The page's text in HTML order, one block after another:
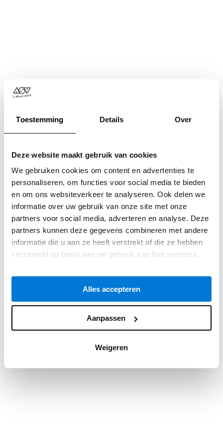
Toestemming Details Over
Deze website maakt gebruik van cookies
We gebruiken cookies om content en advertenties te
personaliseren, om functies voor social media te bieden
en om ons websiteverkeer te analyseren. Ook delen we
informatie over uw gebruik van onze site met onze
partners voor social media, adverteren en analyse. Deze
partners kunnen deze gegevens combineren met andere
informatie die u aan ze heeft verstrekt of die ze hebben
verzameld op basis van uw gebruik van hun services.
Alles accepteren
Aanpassen
Weigeren
Application error: a client-side exception has occurred while
loadingwww.asv.nl(see the browser consolefor more
information).